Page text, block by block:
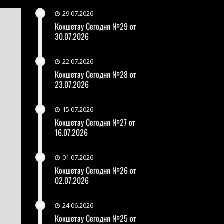
29.07.2026
Кокшетау Сегодня №29 от
30.07.2026
22.07.2026
Кокшетау Сегодня №28 от
23.07.2026
15.07.2026
Кокшетау Сегодня №27 от
16.07.2026
01.07.2026
Кокшетау Сегодня №26 от
02.07.2026
24.06.2026
Кокшетау Сегодня №25 от